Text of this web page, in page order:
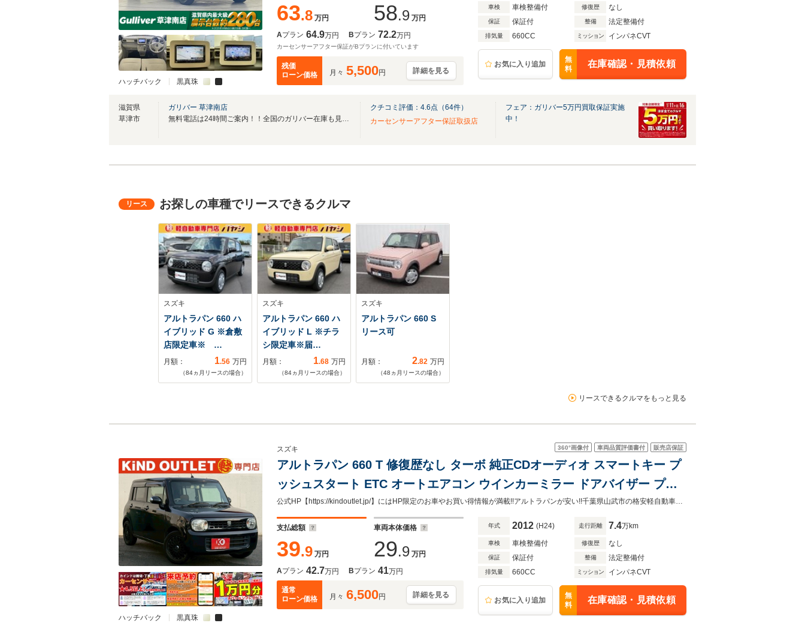
ハッチバック 黒真珠
63.8 万円 58.9 万円
Aプラン 64.9万円 Bプラン 72.2万円
カーセンサーアフター保証がBプランに付いています
残価
ローン価格
月々 5,500円 詳細を見る
車検 車検整備付 修復歴 なし
保証 保証付 整備 法定整備付
排気量 660CC ミッション インパネCVT
お気に入り追加
無
料
在庫確認・見積依頼
滋賀県
草津市
ガリバー 草津南店
無料電話は24時間ご案内！！全国のガリバー在庫も見たい方は一括照会が可能です！
クチコミ評価： 4.6点（64件）
カーセンサーアフター保証取扱店
フェア：ガリバー5万円買取保証実施
中！
お探しの車種でリースできるクルマ
スズキ
アルトラパン 660 ハ
イブリッド G ※倉敷
店限定車※ …
月額： 1.56 万円
（84ヵ月リースの場合）
スズキ
アルトラパン 660 ハ
イブリッド L ※チラ
シ限定車※届…
月額： 1.68 万円
（84ヵ月リースの場合）
スズキ
アルトラパン 660 S
リース可
月額： 2.82 万円
（48 ヵ月リースの場合）
リースできるクルマをもっと見る
ハッチバック 黒真珠
360°画像付 車両品質評価書付 販売店保証
スズキ
アルトラパン 660 T 修復歴なし ターボ 純正CDオーディオ スマートキー プ
ッシュスタート ETC オートエアコン ウインカーミラー ドアバイザー プラ
イバシーガラス ABS イモビライザー 整備保証付
支払総額
39.9 万円
車両本体価格
29.9 万円
Aプラン 42.7万円 Bプラン 41万円
通常
ローン価格
月々 6,500円 詳細を見る
年式 2012 (H24) 走行距離 7.4万km
車検 車検整備付 修復歴 なし
保証 保証付 整備 法定整備付
排気量 660CC ミッション インパネCVT
お気に入り追加
無
料
在庫確認・見積依頼